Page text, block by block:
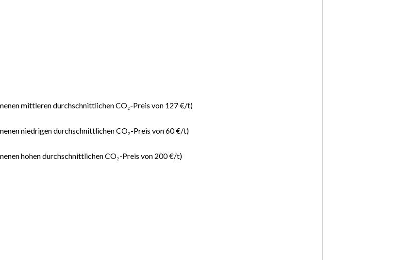
mittleren durchschnittlichen CO₂-Preis von 127 €/t)
niedrigen durchschnittlichen CO₂-Preis von 60 €/t)
hohen durchschnittlichen CO₂-Preis von 200 €/t)